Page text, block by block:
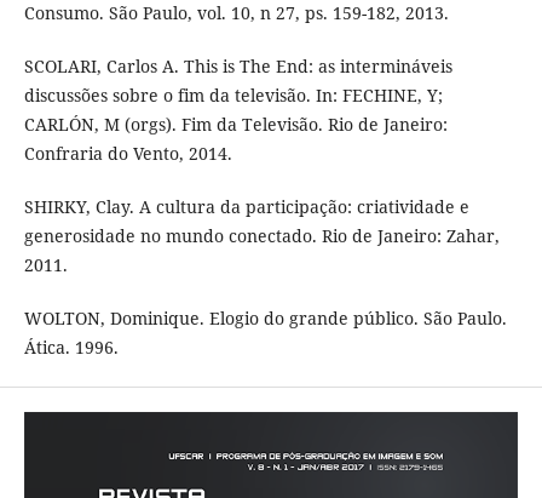
Consumo. São Paulo, vol. 10, n 27, ps. 159-182, 2013.
SCOLARI, Carlos A. This is The End: as intermináveis
discussões sobre o fim da televisão. In: FECHINE, Y;
CARLÓN, M (orgs). Fim da Televisão. Rio de Janeiro:
Confraria do Vento, 2014.
SHIRKY, Clay. A cultura da participação: criatividade e
generosidade no mundo conectado. Rio de Janeiro: Zahar,
2011.
WOLTON, Dominique. Elogio do grande público. São Paulo.
Ática. 1996.